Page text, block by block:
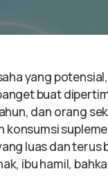
yang
buat
dan orang
luas dan
ibu hamil,